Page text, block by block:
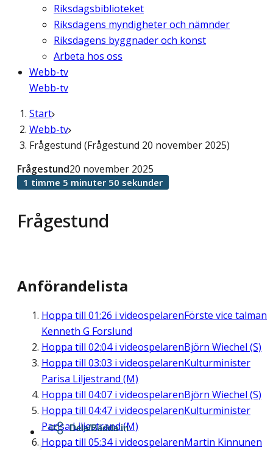
Riksdagsbiblioteket
Riksdagens myndigheter och nämnder
Riksdagens byggnader och konst
Arbeta hos oss
Webb-tv
Webb-tv
Start
Webb-tv
Frågestund (Frågestund 20 november 2025)
Frågestund
Frågestund20 november 2025
1 timme 5 minuter 50 sekunder
Anförandelista
Hoppa till 01:26 i videospelarenFörste vice talman
Kenneth G Forslund
Hoppa till 02:04i videospelarenBjörn Wiechel (S)
Hoppa till 03:03 i videospelarenKulturminister
Parisa Liljestrand (M)
Hoppa till 04:07 i videospelarenBjörn Wiechel (S)
Hoppa till 04:47 i videospelarenKulturminister
Parisa Liljestrand (M)
Hoppa till 05:34i videospelarenMartin Kinnunen
Dela/Bädda in